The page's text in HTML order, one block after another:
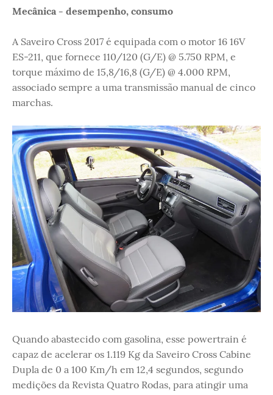
Mecânica - desempenho, consumo
A Saveiro Cross 2017 é equipada com o motor 16 16V
ES-211, que fornece 110/120 (G/E) @ 5.750 RPM, e
torque máximo de 15,8/16,8 (G/E) @ 4.000 RPM,
associado sempre a uma transmissão manual de cinco
marchas.
Quando abastecido com gasolina, esse powertrain é
capaz de acelerar os 1.119 Kg da Saveiro Cross Cabine
Dupla de 0 a 100 Km/h em 12,4 segundos, segundo
medições da Revista Quatro Rodas, para atingir uma